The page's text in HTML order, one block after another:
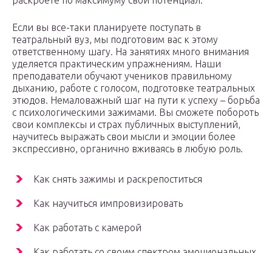
Если вы все-таки планируете поступать в
театральный вуз, мы подготовим вас к этому
ответственному шагу. На занятиях много внимания
уделяется практическим упражнениям. Наши
преподаватели обучают учеников правильному
дыханию, работе с голосом, подготовке театральных
этюдов. Немаловажный шаг на пути к успеху – борьба
с психологическими зажимами. Вы сможете побороть
свои комплексы и страх публичных выступлений,
научитесь выражать свои мысли и эмоции более
экспрессивно, органично вживаясь в любую роль.
Как снять зажимы и раскрепоститься
Как научиться импровизировать
Как работать с камерой